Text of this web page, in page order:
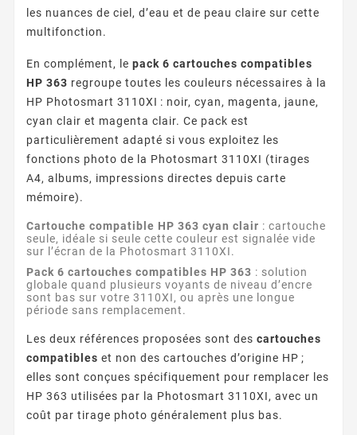
les nuances de ciel, d’eau et de peau claire sur cette
multifonction.
En complément, le pack 6 cartouches compatibles
HP 363 regroupe toutes les couleurs nécessaires à la
HP Photosmart 3110XI : noir, cyan, magenta, jaune,
cyan clair et magenta clair. Ce pack est
particulièrement adapté si vous exploitez les
fonctions photo de la Photosmart 3110XI (tirages
A4, albums, impressions directes depuis carte
mémoire).
Cartouche compatible HP 363 cyan clair : cartouche
seule, idéale si seule cette couleur est signalée vide
sur l’écran de la Photosmart 3110XI.
Pack 6 cartouches compatibles HP 363 : solution
globale quand plusieurs voyants de niveau d’encre
sont bas sur votre 3110XI, ou après une longue
période sans remplacement.
Les deux références proposées sont des cartouches
compatibles et non des cartouches d’origine HP ;
elles sont conçues spécifiquement pour remplacer les
HP 363 utilisées par la Photosmart 3110XI, avec un
coût par tirage photo généralement plus bas.